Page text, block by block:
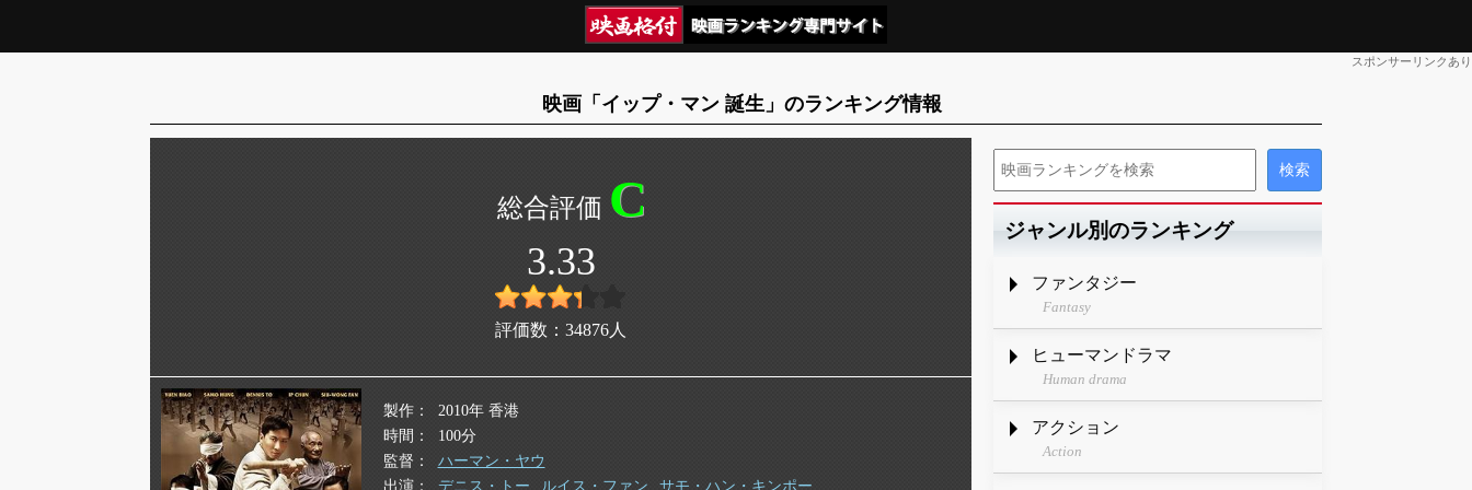
スポンサーリンクあり
映画「イップ・マン 誕生」のランキング情報
C
3.33
評価数： 34876 人
製作
2010年 香港
時間
100分
監督
ハーマン・ヤウ
出演
デニス・トー ルイス・ファン サモ・ハン・キンポー
ジャンル別のランキング
ファンタジー
Fantasy
ヒューマンドラマ
Human drama
アクション
Action